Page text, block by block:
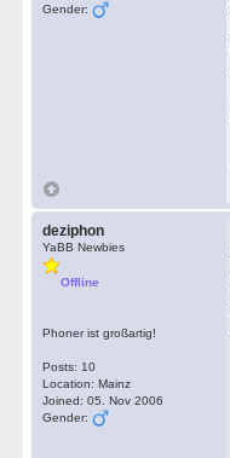
Gender:
deziphon
YaBB Newbies
Offline
Phoner ist großartig!
Posts: 10
Location: Mainz
Joined: 05. Nov 2006
Gender: